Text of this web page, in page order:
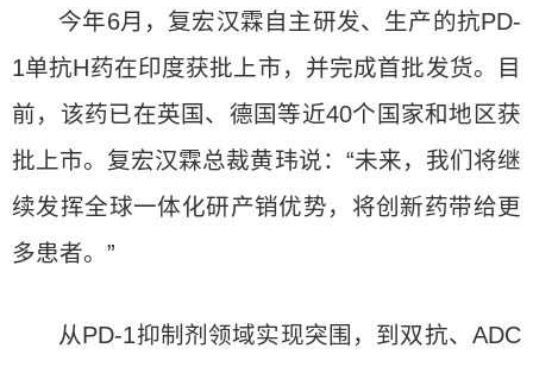
今年6月，复宏汉霖自主研发、生产的抗PD-
1单抗H药在印度获批上市，并完成首批发货。目
前，该药已在英国、德国等近40个国家和地区获
批上市。复宏汉霖总裁黄玮说：“未来，我们将继
续发挥全球一体化研产销优势，将创新药带给更
多患者。”
从PD-1抑制剂领域实现突围，到双抗、ADC